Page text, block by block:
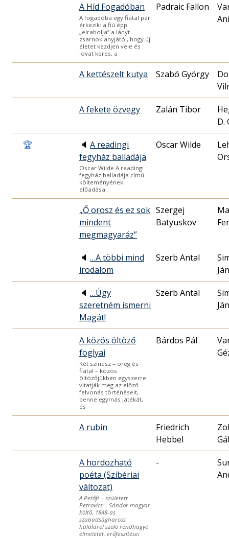
A Híd Fogadóban
A fogadóba egy fiatal pár
érkezik: a fiú épp
„elrabolja” a lányt
zsarnok anyjától, hogy új
életet kezdjen vele és
lovat keres, a
Padraic Fallon
A kettészelt kutya Szabó György
A fekete özvegy Zalán Tibor
D.
🏆 🔈 A readingi
fegyház balladája
Oscar Wilde A readingi
fegyház balladája című
költeményének
előadása.
Oscar Wilde
„Ő orosz és ez sok
mindent
megmagyaráz”
Szergej
Batyuskov
🔈 …A többi mind
irodalom
Szerb Antal
🔈 …Úgy
szeretném ismerni
Magát!
Szerb Antal
A közös öltöző
foglyai
Két színész – öreg és
fiatal – közös
öltözőjükben egyszerre
vitatják meg az előző
felvonás történéseit,
benne egymás játékát,
és
Bárdos Pál
A rubin
Friedrich
Hebbel
A hordozható
poéta (Szibériai
változat)
A Petőfi – született
Petrovics – Sándor magyar
költő, 1848-as
szabadságharcos
haláláról szóló rendhagyó
elméletét, erőfeszítései
-